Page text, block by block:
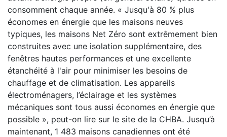
consomment chaque année. « Jusqu'à 80 % plus
économes en énergie que les maisons neuves
typiques, les maisons Net Zéro sont extrêmement bien
construites avec une isolation supplémentaire, des
fenêtres hautes performances et une excellente
étanchéité à l'air pour minimiser les besoins de
chauffage et de climatisation. Les appareils
électroménagers, l’éclairage et les systèmes
mécaniques sont tous aussi économes en énergie que
possible », peut-on lire sur le site de la CHBA. Jusqu’à
maintenant, 1 483 maisons canadiennes ont été